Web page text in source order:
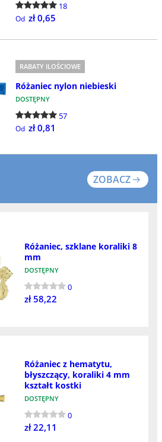
18
Od zł 0,65
RABATY ILOŚCIOWE
Różaniec nylon niebieski
DOSTĘPNY
57
Od zł 0,81
ZOBACZ
Różaniec, szklane koraliki 8
mm
DOSTĘPNY
0
zł 58,22
Różaniec z hematytu,
błyszczący, koraliki 4 mm
kształt kostki
DOSTĘPNY
0
zł 22,11